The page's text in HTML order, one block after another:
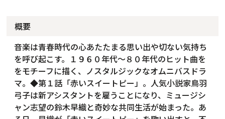
概要
音楽は青春時代の心あたたまる思い出や切ない気持ち
を呼び起こす。１９６０年代～８０年代のヒット曲を
をモチーフに描く、ノスタルジックなオムニバスドラ
マ。◆第１話「赤いスイートピー」。人気小説家鳥羽
弓子は新アシスタントを雇うことになり、ミュージシ
ャン志望の鈴木早織と奇妙な共同生活が始まった。あ